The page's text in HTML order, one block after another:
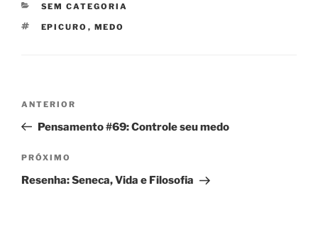
CATEGORIAS
SEM CATEGORIA
TAGS
EPICURO , MEDO
Navegação
Post
Post
anterior
ANTERIOR
Pensamento #69: Controle seu medo
Próximo
post
PRÓXIMO
Resenha: Seneca, Vida e Filosofia